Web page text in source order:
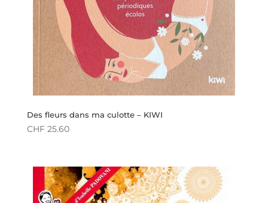
Des fleurs dans ma culotte – KIWI
CHF25.60